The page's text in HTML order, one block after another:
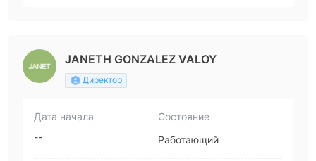
JANETH GONZALEZ VALOY
Директор
Дата начала
--
Состояние
Работающий